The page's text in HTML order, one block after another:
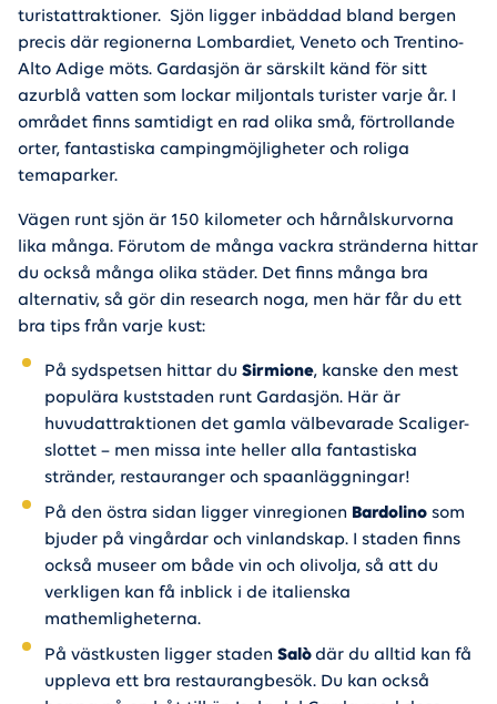
turistattraktioner. Sjön ligger inbäddad bland bergen
precis där regionerna Lombardiet, Veneto och Trentino-
Alto Adige möts. Gardasjön är särskilt känd för sitt
azurblå vatten som lockar miljontals turister varje år. I
området finns samtidigt en rad olika små, förtrollande
orter, fantastiska campingmöjligheter och roliga
temaparker.
Vägen runt sjön är 150 kilometer och hårnålskurvorna
lika många. Förutom de många vackra stränderna hittar
du också många olika städer. Det finns många bra
alternativ, så gör din research noga, men här får du ett
bra tips från varje kust:
På sydspetsen hittar du Sirmione, kanske den mest
populära kuststaden runt Gardasjön. Här är
huvudattraktionen det gamla välbevarade Scaliger-
slottet – men missa inte heller alla fantastiska
stränder, restauranger och spaanläggningar!
På den östra sidan ligger vinregionen Bardolino som
bjuder på vingårdar och vinlandskap. I staden finns
också museer om både vin och olivolja, så att du
verkligen kan få inblick i de italienska
mathemligheterna.
På västkusten ligger staden Salòdär du alltid kan få
uppleva ett bra restaurangbesök. Du kan också